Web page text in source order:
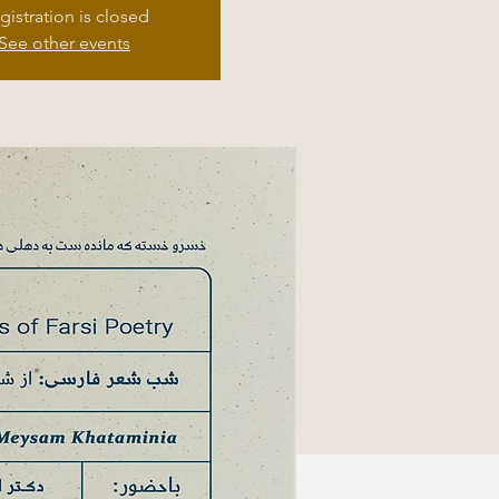
is closed
other events